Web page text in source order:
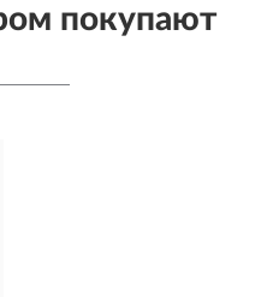
покупают